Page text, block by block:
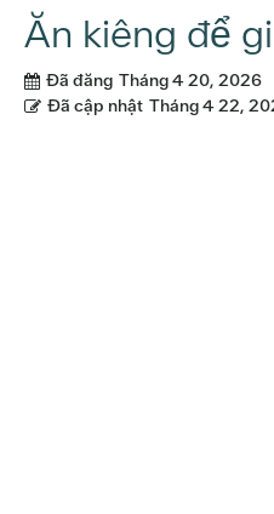
Ăn kiêng để
Đã đăng Tháng 4 20, 2026
Đã cập nhật Tháng 4 22,